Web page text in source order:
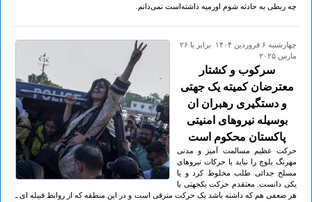
چە ربطی بە حادثە شوم اورمیە داشتەاست نمی‌دانم.
چهارشنبه ۶ فروردين ۱۴۰۴ برابر با ۲۶
مارس ۲۰۲۵
سرکوب و کشتار
معترضان کمیته یک جهتی
و دستگیری رهبران ان
بوسیله نیروهای امنیتی
پاکستان محکوم است
حرکت عظیم مسالمت آمیز و مدنی
مهرنگ بلوچ را نباید با حرکات نیروهای
مسلح جدائی طلب مخلوط کرد و یا
یکی دانست. معتقدم حرکت یکجهتی با
هر ضعفی هم که داشته باشد یک حرکت مترقی است و در این منطقه که از روابط قبیله ای ـ